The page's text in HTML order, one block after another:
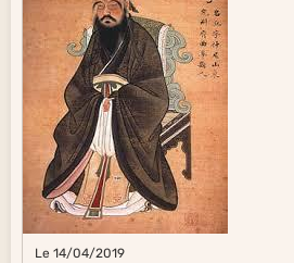
Le 14/04/2019